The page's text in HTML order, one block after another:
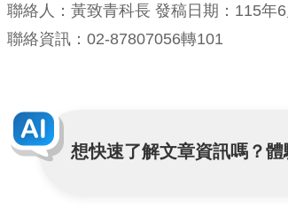
聯絡人：黃致青科長 發稿日期：115年6
聯絡資訊：02-87807056轉101
想快速了解文章資訊嗎？